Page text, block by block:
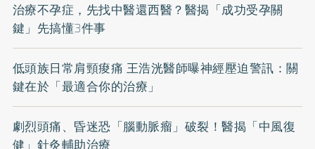
治療不孕症，先找中醫還西醫？醫揭「成功受孕關
鍵」先搞懂3件事
低頭族日常肩頸痠痛 王浩洸醫師曝神經壓迫警訊：關
鍵在於「最適合你的治療」
劇烈頭痛、昏迷恐「腦動脈瘤」破裂！醫揭「中風復
健」針灸輔助治療